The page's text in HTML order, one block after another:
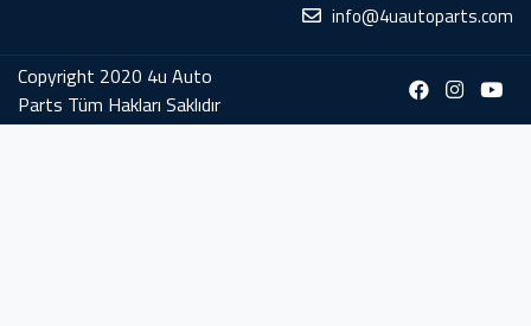
info@4uautoparts.com
Copyright 2020 4u Auto
Parts Tüm Hakları Saklıdır